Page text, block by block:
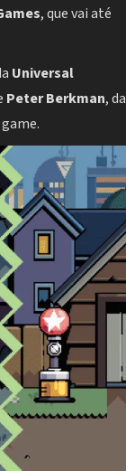
, que vai até
Universal
Peter Berkman, da